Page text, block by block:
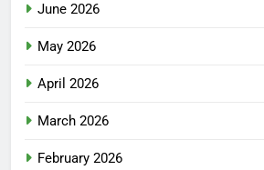
June 2026
May 2026
April 2026
March 2026
February 2026